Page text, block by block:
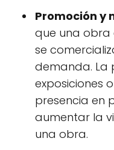
Promoción y
que una obra
se
demanda. La
exposiciones
presencia en
aumentar la
una obra.